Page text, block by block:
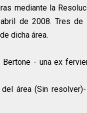
mediante la
de 2008. Tres de
dicha área.
Bertone - una ex
área (Sin